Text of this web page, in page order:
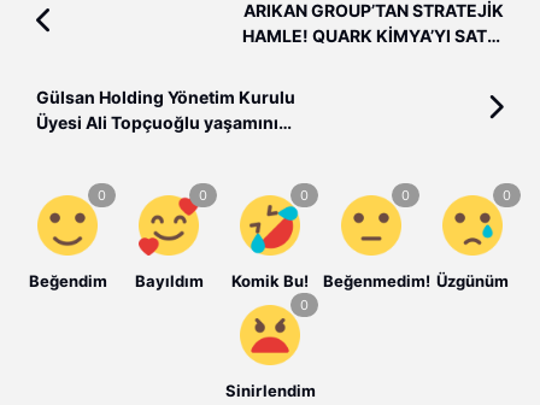
ARIKAN GROUP’TAN STRATEJİK
HAMLE! QUARK KİMYA’YI SATIN
Gülsan Holding Yönetim Kurulu
Üyesi Ali Topçuoğlu yaşamını
Beğendim Bayıldım Komik Bu! Beğenmedim! Üzgünüm
Sinirlendim